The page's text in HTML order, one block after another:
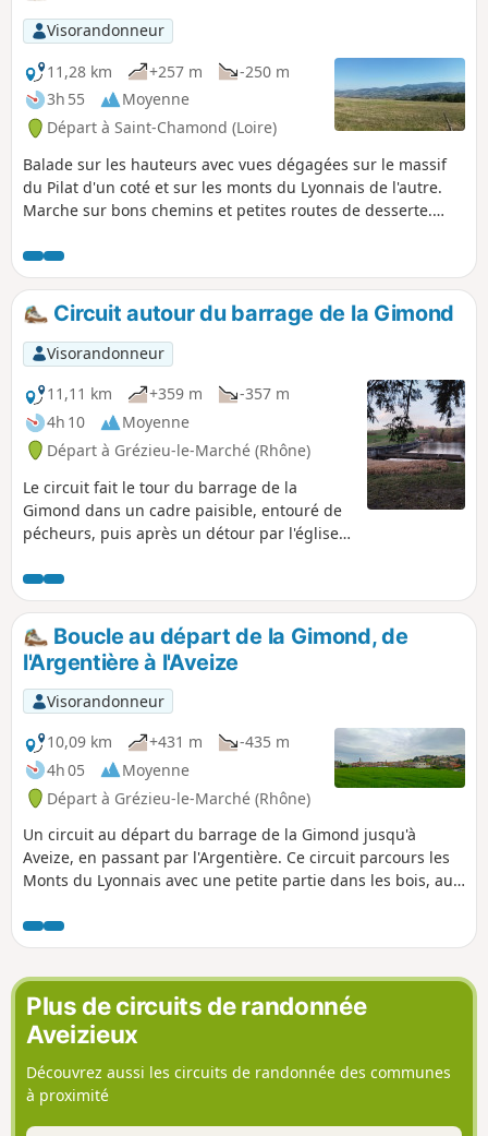
Visorandonneur
11,28 km
+257 m
-250 m
3h 55
Moyenne
Départ à Saint-Chamond (Loire)
Balade sur les hauteurs avec vues dégagées sur le massif
du Pilat d'un coté et sur les monts du Lyonnais de l'autre.
Marche sur bons chemins et petites routes de desserte.
Circuit autour du barrage de la Gimond
Visorandonneur
11,11 km
+359 m
-357 m
4h 10
Moyenne
Départ à Grézieu-le-Marché (Rhône)
Le circuit fait le tour du barrage de la
Gimond dans un cadre paisible, entouré de
pécheurs, puis après un détour par l'église
le Bois de la Dame.
Boucle au départ de la Gimond, de
l'Argentière à l'Aveize
Visorandonneur
10,09 km
+431 m
-435 m
4h 05
Moyenne
Départ à Grézieu-le-Marché (Rhône)
Un circuit au départ du barrage de la Gimond jusqu'à
Aveize, en passant par l'Argentière. Ce circuit parcours les
Monts du Lyonnais avec une petite partie dans les bois, aux
Plus de circuits de randonnée
Aveizieux
Découvrez aussi les circuits de randonnée des communes
à proximité